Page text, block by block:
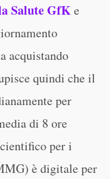
Salute GfKe
acquistando
quindi che il
per
di 8 ore
per i
è digitale per